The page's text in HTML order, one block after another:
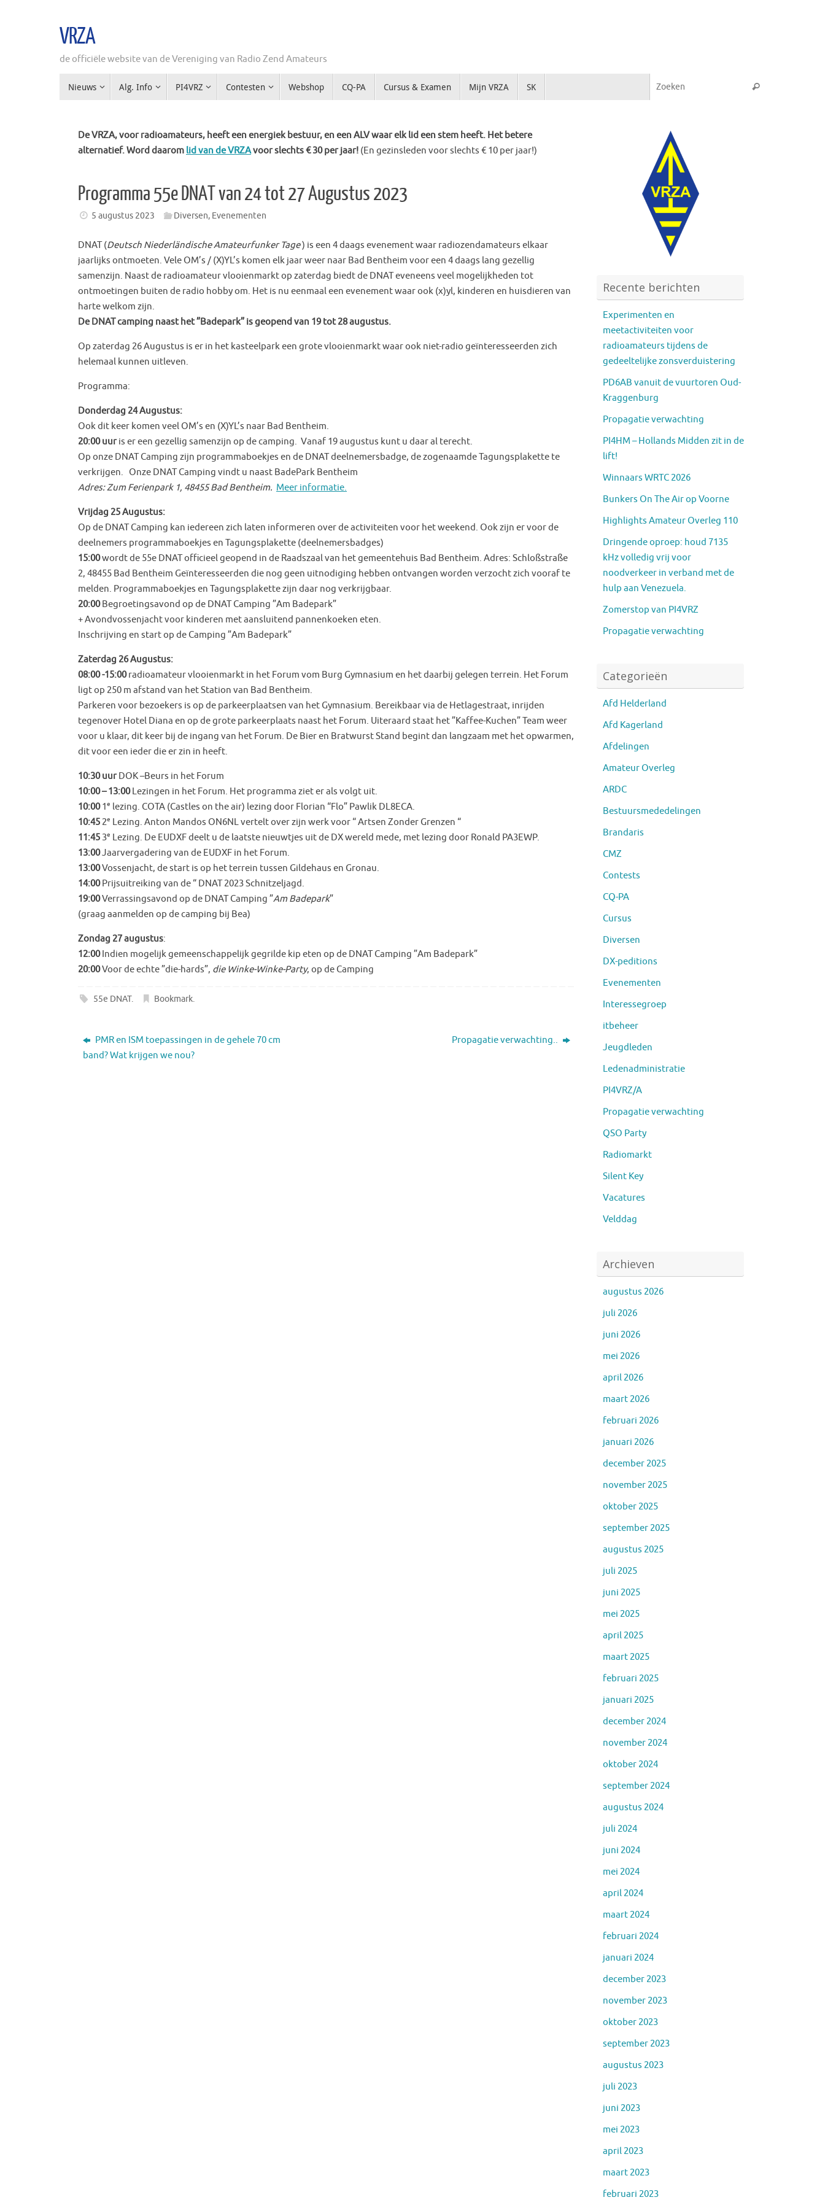
VRZA
de officiële website van de Vereniging van Radio Zend Amateurs
naarNieuws Alg. Info PI4VRZ Contesten Webshop CQ-PA Cursus & Examen Mijn VRZA SK Zoeken
De VRZA, voor radioamateurs, heeft een energiek bestuur, en een ALV waar elk lid een stem heeft. Het betere
alternatief. Word daarom lid van de VRZAvoor slechts € 30 per jaar! (En gezinsleden voor slechts € 10 per jaar!)
Programma 55e DNAT van 24 tot 27 Augustus 2023
5 augustus 2023 Diversen, Evenementen
DNAT (Deutsch Niederländische Amateurfunker Tage) is een 4 daags evenement waar radiozendamateurs elkaar
jaarlijks ontmoeten. Vele OM’s / (X)YL’s komen elk jaar weer naar Bad Bentheim voor een 4 daags lang gezellig
samenzijn. Naast de radioamateur vlooienmarkt op zaterdag biedt de DNAT eveneens veel mogelijkheden tot
ontmoetingen buiten de radio hobby om. Het is nu eenmaal een evenement waar ook (x)yl, kinderen en huisdieren van
harte welkom zijn.
De DNAT camping naast het ”Badepark” is geopend van 19 tot 28 augustus.
Op zaterdag 26 Augustus is er in het kasteelpark een grote vlooienmarkt waar ook niet-radio geïnteresseerden zich
helemaal kunnen uitleven.
Programma:
Donderdag 24 Augustus:
Ook dit keer komen veel OM’s en (X)YL’s naar Bad Bentheim.
20:00 uuris er een gezellig samenzijn op de camping. Vanaf 19 augustus kunt u daar al terecht.
Op onze DNAT Camping zijn programmaboekjes en de DNAT deelnemersbadge, de zogenaamde Tagungsplakette te
verkrijgen. Onze DNAT Camping vindt u naast BadePark Bentheim
Adres: Zum Ferienpark 1, 48455 Bad Bentheim. Meer informatie.
Vrijdag 25 Augustus:
Op de DNAT Camping kan iedereen zich laten informeren over de activiteiten voor het weekend. Ook zijn er voor de
deelnemers programmaboekjes en Tagungsplakette (deelnemersbadges)
15:00wordt de 55e DNAT officieel geopend in de Raadszaal van het gemeentehuis Bad Bentheim. Adres: Schloßstraße
2, 48455 Bad Bentheim Geïnteresseerden die nog geen uitnodiging hebben ontvangen worden verzocht zich vooraf te
melden. Programmaboekjes en Tagungsplakette zijn daar nog verkrijgbaar.
20:00Begroetingsavond op de DNAT Camping ”Am Badepark”
+ Avondvossenjacht voor kinderen met aansluitend pannenkoeken eten.
Inschrijving en start op de Camping ”Am Badepark”
Zaterdag 26 Augustus:
08:00 -15:00radioamateur vlooienmarkt in het Forum vom Burg Gymnasium en het daarbij gelegen terrein. Het Forum
ligt op 250 m afstand van het Station van Bad Bentheim.
Parkeren voor bezoekers is op de parkeerplaatsen van het Gymnasium. Bereikbaar via de Hetlagestraat, inrijden
tegenover Hotel Diana en op de grote parkeerplaats naast het Forum. Uiteraard staat het ”Kaffee-Kuchen” Team weer
voor u klaar, dit keer bij de ingang van het Forum. De Bier en Bratwurst Stand begint dan langzaam met het opwarmen,
dit voor een ieder die er zin in heeft.
10:30 uurDOK –Beurs in het Forum
10:00 – 13:00Lezingen in het Forum. Het programma ziet er als volgt uit.
10:001e lezing. COTA (Castles on the air) lezing door Florian “Flo” Pawlik DL8ECA.
10:45 2e Lezing. Anton Mandos ON6NL vertelt over zijn werk voor “ Artsen Zonder Grenzen “
11:45 3e Lezing. De EUDXF deelt u de laatste nieuwtjes uit de DX wereld mede, met lezing door Ronald PA3EWP.
13:00Jaarvergadering van de EUDXF in het Forum.
13:00Vossenjacht, de start is op het terrein tussen Gildehaus en Gronau.
14:00Prijsuitreiking van de “ DNAT 2023 Schnitzeljagd.
19:00Verrassingsavond op de DNAT Camping ”Am Badepark”
(graag aanmelden op de camping bij Bea)
Zondag 27 augustus:
12:00Indien mogelijk gemeenschappelijk gegrilde kip eten op de DNAT Camping ”Am Badepark”
20:00Voor de echte ”die-hards”, die Winke-Winke-Party, op de Camping
55e DNAT. Bookmark.
PMR en ISM toepassingen in de gehele 70 cm
band? Wat krijgen we nou?
Propagatie verwachting..
Recente berichten
Experimenten en
meetactiviteiten voor
radioamateurs tijdens de
gedeeltelijke zonsverduistering
PD6AB vanuit de vuurtoren Oud-
Kraggenburg
Propagatie verwachting
PI4HM – Hollands Midden zit in de
lift!
Winnaars WRTC 2026
Bunkers On The Air op Voorne
Highlights Amateur Overleg 110
Dringende oproep: houd 7135
kHz volledig vrij voor
noodverkeer in verband met de
hulp aan Venezuela.
Zomerstop van PI4VRZ
Propagatie verwachting
Categorieën
Afd Helderland
Afd Kagerland
Afdelingen
Amateur Overleg
ARDC
Bestuursmededelingen
Brandaris
CMZ
Contests
CQ-PA
Cursus
Diversen
DX-peditions
Evenementen
Interessegroep
itbeheer
Jeugdleden
Ledenadministratie
PI4VRZ/A
Propagatie verwachting
QSO Party
Radiomarkt
Silent Key
Vacatures
Velddag
Archieven
augustus 2026
juli 2026
juni 2026
mei 2026
april 2026
maart 2026
februari 2026
januari 2026
december 2025
november 2025
oktober 2025
september 2025
augustus 2025
juli 2025
juni 2025
mei 2025
april 2025
maart 2025
februari 2025
januari 2025
december 2024
november 2024
oktober 2024
september 2024
augustus 2024
juli 2024
juni 2024
mei 2024
april 2024
maart 2024
februari 2024
januari 2024
december 2023
november 2023
oktober 2023
september 2023
augustus 2023
juli 2023
juni 2023
mei 2023
april 2023
maart 2023
februari 2023